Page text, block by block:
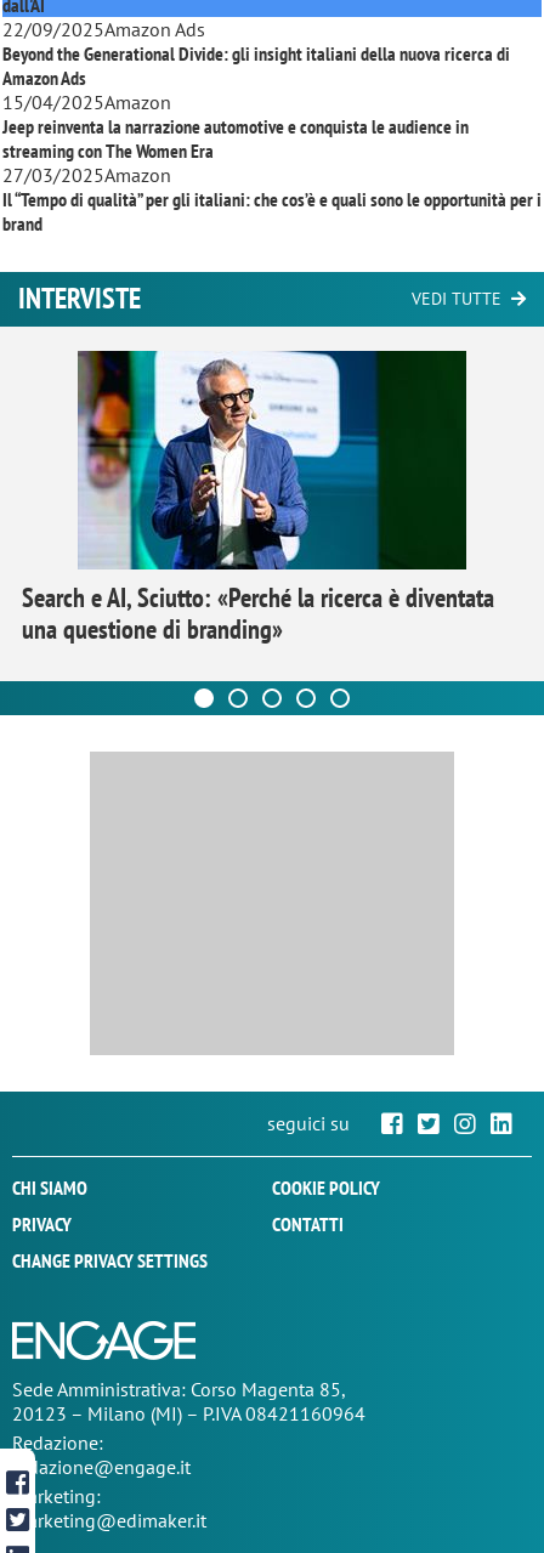
22/09/2025Amazon Ads
Beyond the Generational Divide: gli insight italiani della nuova ricerca di
Amazon Ads
15/04/2025Amazon
Jeep reinventa la narrazione automotive e conquista le audience in
streaming conThe Women Era
27/03/2025Amazon
Il “Tempo di qualità” per gli italiani: che cos’è e quali sono le opportunità per i
brand
INTERVISTE VEDI TUTTE
Search e AI, Sciutto: «Perché la ricerca è diventata
una questione di branding»
seguici su
CHI SIAMO
COOKIE POLICY
PRIVACY
CONTATTI
CHANGE PRIVACY SETTINGS
SedeAmministrativa: Corso Magenta 85,
20123 – Milano (MI) – P.IVA 08421160964
Redazione:
redazione@engage.it
Marketing:
marketing@edimaker.it